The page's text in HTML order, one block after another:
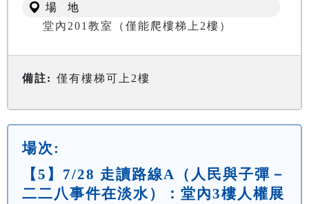
場 地
堂內201教室（僅能爬樓梯上2樓）
備註: 僅有樓梯可上2樓
場次:
【5】7/28 走讀路線A（人民與子彈－
二二八事件在淡水）：堂內3樓人權展